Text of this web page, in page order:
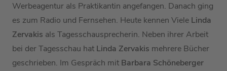
Werbeagentur als Praktikantin angefangen. Danach ging
es zum Radio und Fernsehen. Heute kennen Viele Linda
Zervakis als Tagesschausprecherin. Neben ihrer Arbeit
bei der Tagesschau hat Linda Zervakis mehrere Bücher
geschrieben. Im Gespräch mit Barbara Schöneberger